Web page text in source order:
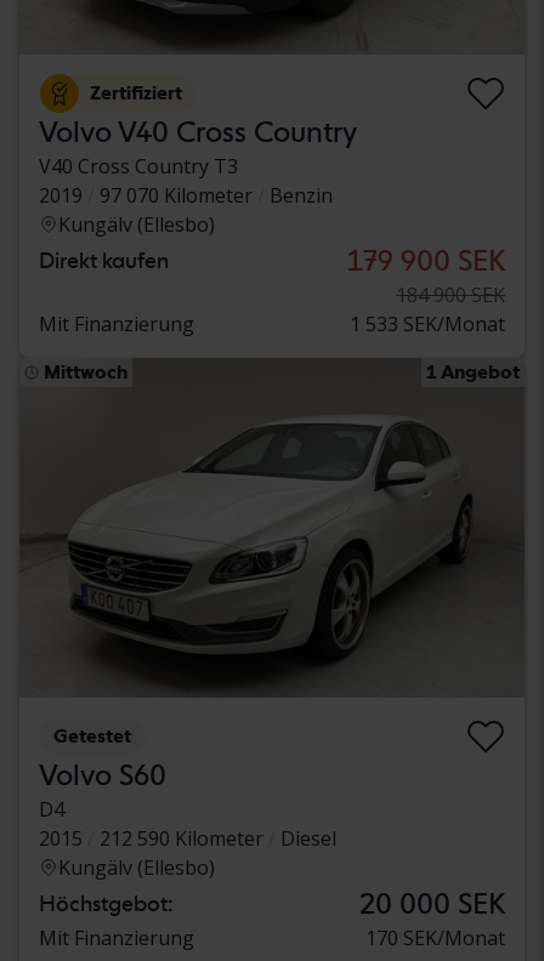
Zertifiziert
Volvo V40 Cross Country
V40 Cross Country T3
2019
97 070 Kilometer
Benzin
Kungälv (Ellesbo)
Direkt kaufen 179 900 SEK
184 900 SEK
Mit Finanzierung
1 533 SEK/Monat
Mittwoch 1 Angebot
Getestet
Volvo S60
D4
2015
212 590 Kilometer
Diesel
Kungälv (Ellesbo)
Höchstgebot: 20 000 SEK
Mit Finanzierung 170 SEK/Monat